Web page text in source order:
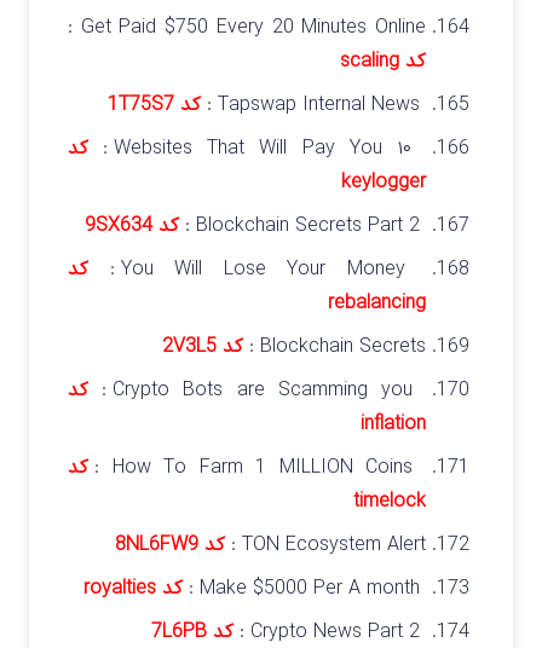
Get Paid $750 Every 20 Minutes Online :
کد scaling
کد 1T75S7
کد
keylogger
کد 9SX634
You Will Lose Your Money :
کد
rebalancing
Blockchain Secrets : کد 2V3L5
کد
inflation
کد
timelock
TON Ecosystem Alert : کد 8NL6FW9
کد royalties
کد 7L6PB